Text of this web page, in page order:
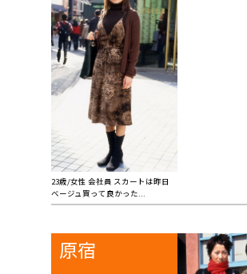
23歳/女性 会社員 スカートは昨日
ベージュ買って良かった...
原宿